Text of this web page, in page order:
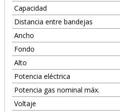
Capacidad
Distancia entre bandejas
Ancho
Fondo
Alto
Potencia eléctrica
Potencia gas nominal máx.
Voltaje